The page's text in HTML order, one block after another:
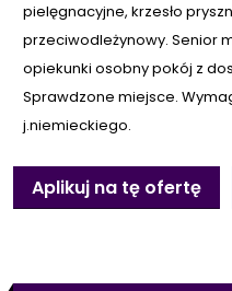
pielęgnacyjne, krzesło
przeciwodleżynowy. Senior
opiekunki osobny pokój z
Sprawdzone miejsce.
j.niemieckiego.
Aplikuj na tę ofertę